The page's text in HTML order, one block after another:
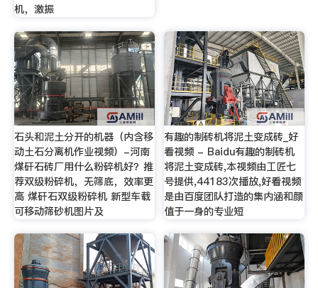
机，激振
石头和泥土分开的机器（内含移
动土石分离机作业视频）-河南
煤矸石砖厂用什么粉碎机好？推
荐双级粉碎机，无筛底，效率更
高 煤矸石双级粉碎机 新型车载
可移动筛砂机图片及
有趣的制砖机将泥土变成砖_好
看视频 - Baidu有趣的制砖机
将泥土变成砖,本视频由工匠七
号提供,44183次播放,好看视频
是由百度团队打造的集内涵和颜
值于一身的专业短